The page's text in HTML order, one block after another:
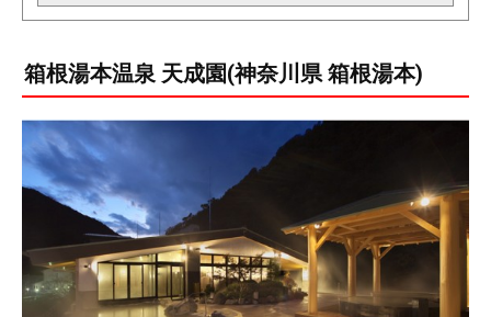
箱根湯本温泉 天成園(神奈川県 箱根湯本)